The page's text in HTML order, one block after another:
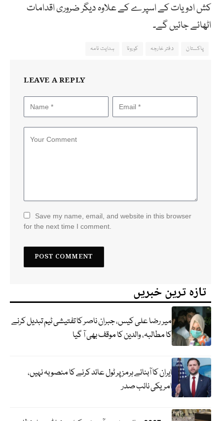
کش ادویات کے اسپرے کے علاوہ دیگر ضروری اقدامات
اٹھائے جائیں گے۔
پاکستان دفتر خارجہ کورونا ہدایت نامہ
LEAVE A REPLY
Save my name, email, and website in this browser
for the next time I comment.
تازہ ترین خبریں
میر رضا علی کیس، جبران ناصر کا تفتیشی ٹیم تبدیل کرنے
کا مطالبہ، والدین کا موقف بھی آ گیا
ایران کا آبنائے ہرمز پر ٹول عائد کرنے کا منصوبہ نہیں،
امریکی نائب صدر